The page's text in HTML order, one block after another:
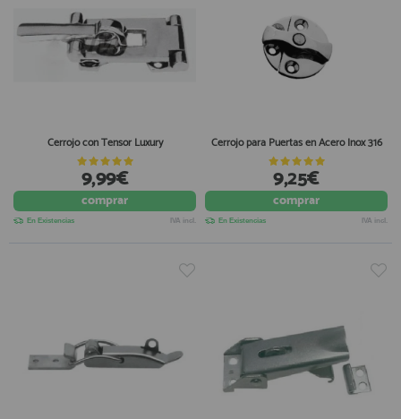
Cerrojo con Tensor Luxury
9,99€
comprar
En Existencias IVA incl.
Cerrojo para Puertas en Acero Inox 316
9,25€
comprar
En Existencias IVA incl.